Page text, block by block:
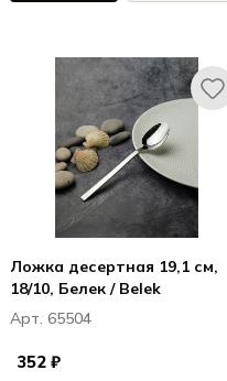
Ложка десертная 19,1 см,
18/10, Белек / Belek
Арт. 65504
352 ₽